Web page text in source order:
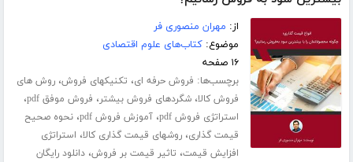
از: مهران منصوری فر
موضوع:کتاب‌های علوم اقتصادی
۱۶ صفحه
برچسب‌ها: فروش حرفه ای، تکنیکهای فروش،روش های
فروش کالا،شگردهای فروش بیشتر، فروش موفق pdf ،
استراتژی فروش pdf ،آموزش فروش pdf ،نحوه صحیح
قیمت گذاری،روشهای قیمت گذاری کالا، استراتژی
افزایش قیمت، تاثیر قیمت بر فروش،دانلود رایگان